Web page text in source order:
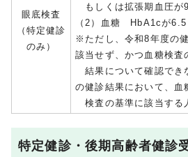
眼底検査
（特定健診
のみ）
もしくは拡張期血圧が
（2）血糖 HbA1cが6.5
※ただし、令和8年度の
該当せず、かつ血糖検査
結果について確認でき
の健診結果において、血
検査の基準に該当する
特定健診・後期高齢者健診